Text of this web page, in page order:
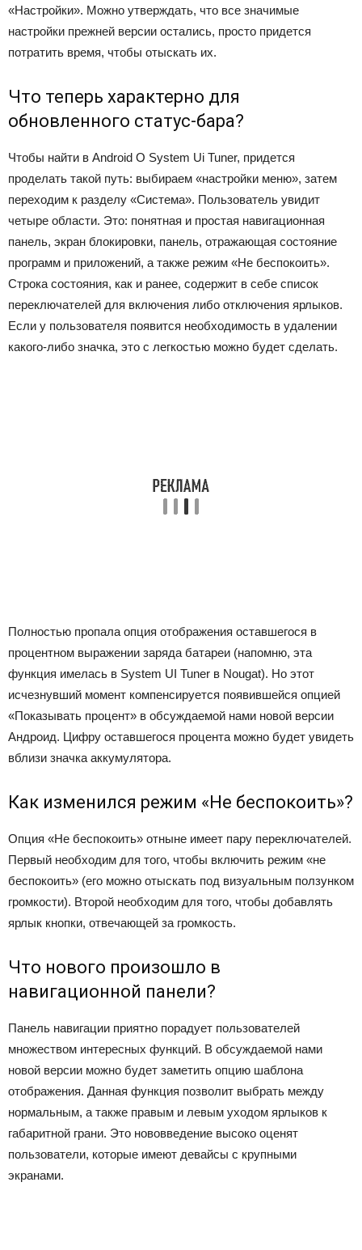
«Настройки». Можно утверждать, что все значимые
настройки прежней версии остались, просто придется
потратить время, чтобы отыскать их.
Что теперь характерно для
обновленного статус-бара?
Чтобы найти в Android O System Ui Tuner, придется
проделать такой путь: выбираем «настройки меню», затем
переходим к разделу «Система». Пользователь увидит
четыре области. Это: понятная и простая навигационная
панель, экран блокировки, панель, отражающая состояние
программ и приложений, а также режим «Не беспокоить».
Строка состояния, как и ранее, содержит в себе список
переключателей для включения либо отключения ярлыков.
Если у пользователя появится необходимость в удалении
какого-либо значка, это с легкостью можно будет сделать.
Полностью пропала опция отображения оставшегося в
процентном выражении заряда батареи (напомню, эта
функция имелась в System UI Tuner в Nougat). Но этот
исчезнувший момент компенсируется появившейся опцией
«Показывать процент» в обсуждаемой нами новой версии
Андроид. Цифру оставшегося процента можно будет увидеть
вблизи значка аккумулятора.
Как изменился режим «Не беспокоить»?
Опция «Не беспокоить» отныне имеет пару переключателей.
Первый необходим для того, чтобы включить режим «не
беспокоить» (его можно отыскать под визуальным ползунком
громкости). Второй необходим для того, чтобы добавлять
ярлык кнопки, отвечающей за громкость.
Что нового произошло в
навигационной панели?
Панель навигации приятно порадует пользователей
множеством интересных функций. В обсуждаемой нами
новой версии можно будет заметить опцию шаблона
отображения. Данная функция позволит выбрать между
нормальным, а также правым и левым уходом ярлыков к
габаритной грани. Это нововведение высоко оценят
пользователи, которые имеют девайсы с крупными
экранами.